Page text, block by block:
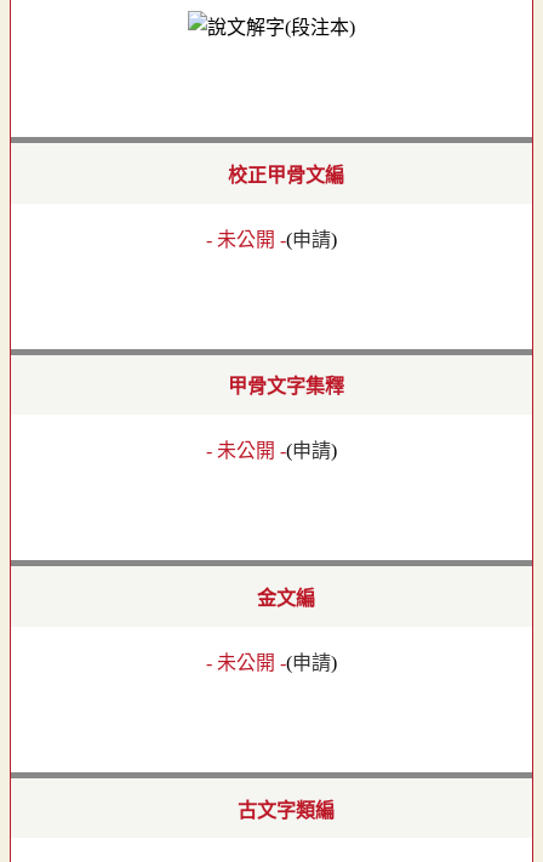
校正甲骨文編
- 未公開 -(申請)
甲骨文字集釋
- 未公開 -(申請)
金文編
- 未公開 -(申請)
古文字類編